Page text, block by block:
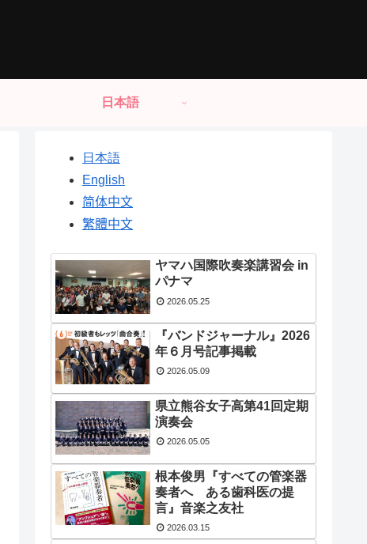
日本語
日本語
English
简体中文
繁體中文
ヤマハ国際吹奏楽講習会 in
パナマ
2026.05.25
『バンドジャーナル』2026
年６月号記事掲載
2026.05.09
県立熊谷女子高第41回定期
演奏会
2026.05.05
根本俊男『すべての管楽器
奏者へ ある歯科医の提
言』音楽之友社
2026.03.15